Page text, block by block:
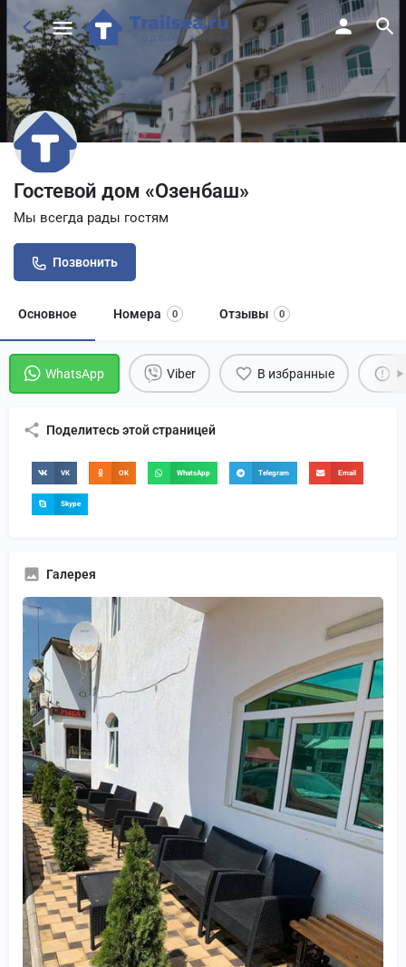
Гостевой дом «Озенбаш»
Мы всегда рады гостям
Позвонить
Основное Номера 0 Отзывы 0
WhatsApp Viber В избранные
Поделитесь этой страницей
VK OK WhatsApp Telegram Email
Skype
Галерея